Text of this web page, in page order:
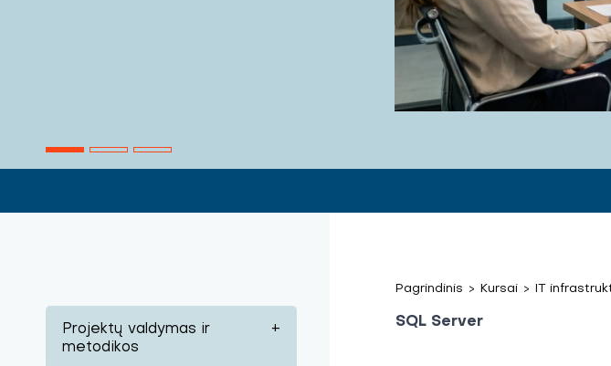
Pagrindinis > Kursai > IT
SQL Server
Projektų valdymas ir
metodikos
+